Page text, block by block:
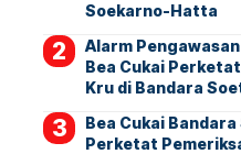
Soekarno-Hatta
Alarm
Bea Cukai
Kru di Bandara
Bea Cukai
Perketat